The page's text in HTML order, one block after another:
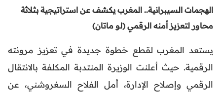
الهجمات السيبرانية.. المغرب يكشف عن استراتيجية بثلاثة
محاور لتعزيز أمنه الرقمي (لو ماتان)
يستعد المغرب لقطع خطوة جديدة في تعزيز مرونته
الرقمية. حيث أعلنت الوزيرة المنتدبة المكلفة بالانتقال
الرقمي وإصلاح الإدارة، أمل الفلاح السغروشني، عن